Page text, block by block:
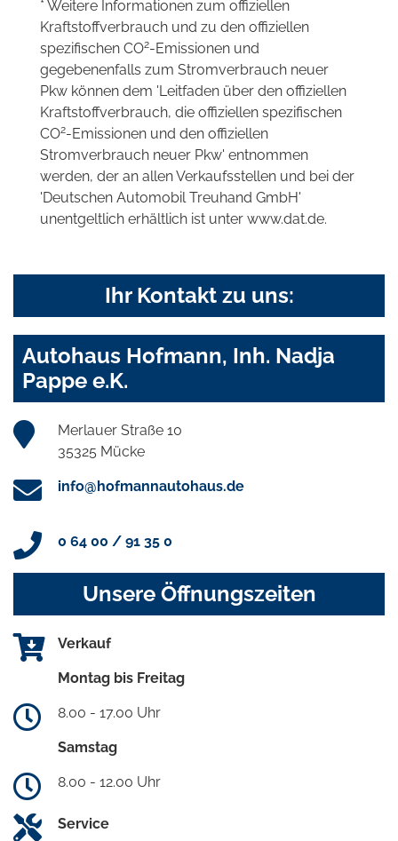
* Weitere Informationen zum offiziellen
Kraftstoffverbrauch und zu den offiziellen
spezifischen CO2-Emissionen und
gegebenenfalls zum Stromverbrauch neuer
Pkw können dem 'Leitfaden über den offiziellen
Kraftstoffverbrauch, die offiziellen spezifischen
CO2-Emissionen und den offiziellen
Stromverbrauch neuer Pkw' entnommen
werden, der an allen Verkaufsstellen und bei der
'Deutschen Automobil Treuhand GmbH'
unentgeltlich erhältlich ist unter www.dat.de.
Ihr Kontakt zu uns:
Autohaus Hofmann, Inh. Nadja
Pappe e.K.
Merlauer Straße 10
35325 Mücke
info@hofmannautohaus.de
0 64 00 / 91 35 0
Unsere Öffnungszeiten
Verkauf
Montag bis Freitag
8.00 - 17.00 Uhr
Samstag
8.00 - 12.00 Uhr
Service